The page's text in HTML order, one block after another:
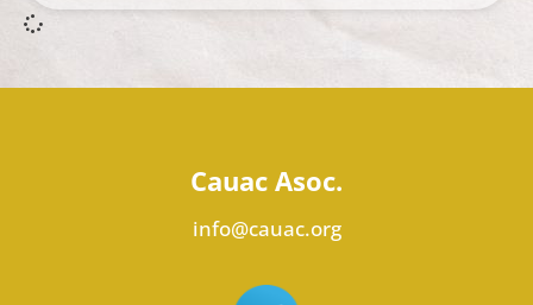
Cauac Asoc.
info@cauac.org